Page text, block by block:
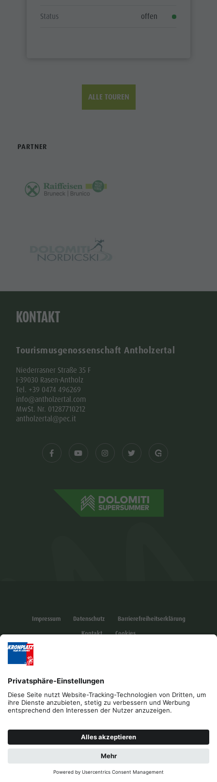
Status offen
ALLE TOUREN
PARTNER
KONTAKT
Tourismusgenossenschaft Antholzertal
Niederrasner Straße 35 F
I-39030 Rasen-Antholz
Tel. +39 0474 496269
info@antholzertal.com
MwSt. Nr. 01287710212
antholzertal@pec.it
Impressum Datenschutz
Barrierefreiheitserklärung
Kontakt
Cookies